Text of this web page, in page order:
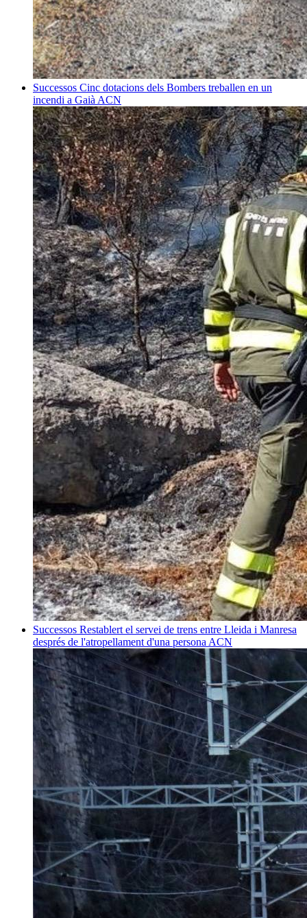
Successos Cinc dotacions dels Bombers treballen en un
incendi a Gaià ACN
Successos Restablert el servei de trens entre Lleida i Manresa
després de l'atropellament d'una persona ACN